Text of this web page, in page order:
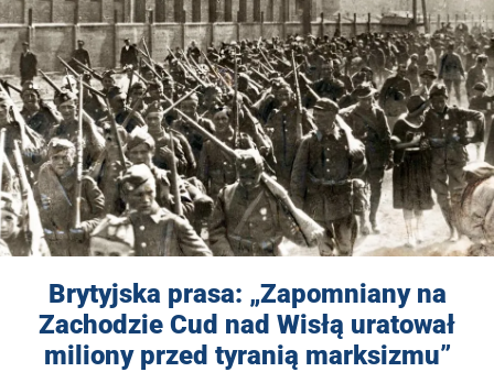
Brytyjska prasa: „Zapomniany na
Zachodzie Cud nad Wisłą uratował
miliony przed tyranią marksizmu”